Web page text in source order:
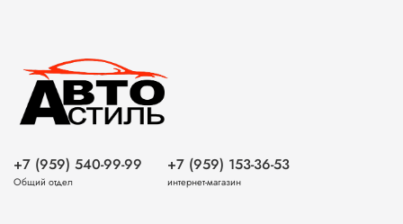
+7 (959) 540-99-99
Общий отдел
+7 (959) 153-36-53
интернет-магазин